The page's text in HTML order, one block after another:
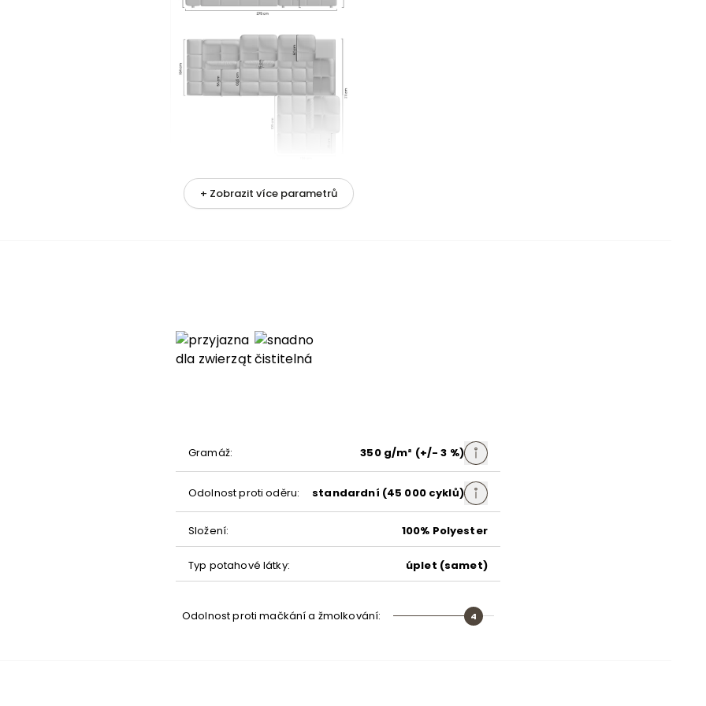
vysoce elastická pěna HR
vysoce elastická pěna HR
+ Zobrazit více parametrů
Gramáž: 350 g/m² (+/- 3 %)
Odolnost proti oděru: standardní (45 000 cyklů)
Složení: 100% Polyester
Typ potahové látky: úplet (samet)
Odolnost proti mačkání a žmolkování: 4